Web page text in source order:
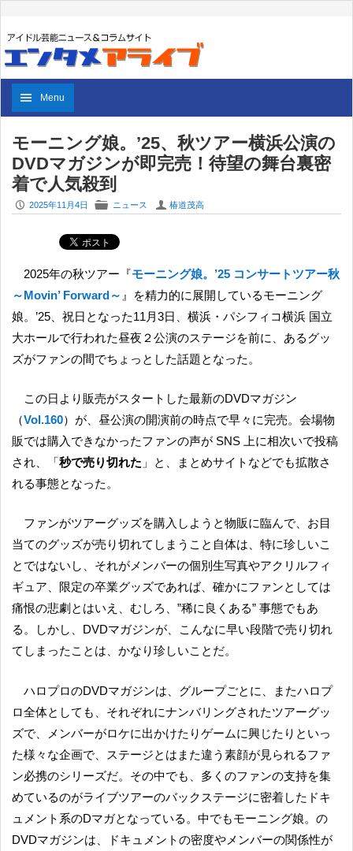
Menu
モーニング娘。’25、秋ツアー横浜公演の
DVDマガジンが即完売！待望の舞台裏密
着で人気殺到
P 2025年11月4日 F ニュース U 椿道茂高
2025年の秋ツアー『モーニング娘。’25 コンサートツアー秋
～Movin’ Forward～ 』を精力的に展開しているモーニング
娘。’25、祝日となった11月3日、横浜・パシフィコ横浜 国立
大ホールで行われた昼夜２公演のステージを前に、あるグッ
ズがファンの間でちょっとした話題となった。
この日より販売がスタートした最新のDVDマガジン
（Vol.160）が、昼公演の開演前の時点で早々に完売。会場物
販では購入できなかったファンの声が SNS 上に相次いで投稿
され、「秒で売り切れた 」と、まとめサイトなどでも拡散さ
れる事態となった。
ファンがツアーグッズを購入しようと物販に臨んで、お目
当てのグッズが売り切れてしまうこと自体は、特に珍しいこ
とではないし、それがメンバーの個別生写真やアクリルフィ
ギュア、限定の卒業グッズであれば、確かにファンとしては
痛恨の悲劇とはいえ、むしろ、”稀に良くある” 事態でもあ
る。しかし、DVDマガジンが、こんなに早い段階で売り切れ
てしまったことは、かなり珍しいことだ。
ハロプロのDVDマガジンは、グループごとに、またハロプ
ロ全体としても、それぞれにナンバリングされたツアーグッ
ズで、メンバーがロケに出かけたりゲームに興じたりといっ
た様々な企画で、ステージとはまた違う素顔が見られるファ
ン必携のシリーズだ。その中でも、多くのファンの支持を集
めているのがライブツアーのバックステージに密着したドキ
ュメント系のDマガとなっている。中でもモーニング娘。の
DVDマガジンは、ドキュメントの密度やメンバーの関係性が